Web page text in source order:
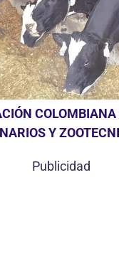
COLOMBIANA
Y
Publicidad